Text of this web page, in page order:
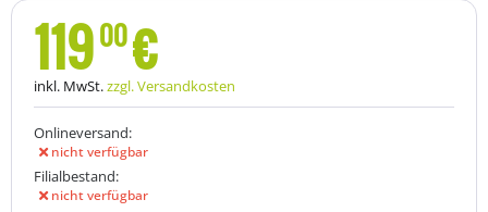
11900€
inkl. MwSt.zzgl. Versandkosten
Onlineversand:
nicht verfügbar
Filialbestand:
nicht verfügbar